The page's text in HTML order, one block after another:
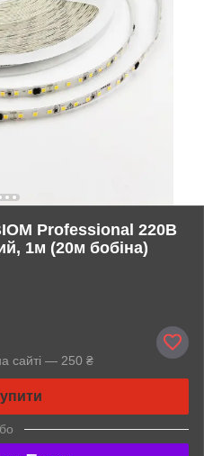
Professional 220В
1м (20м бобіна)
сайті — 250 ₴